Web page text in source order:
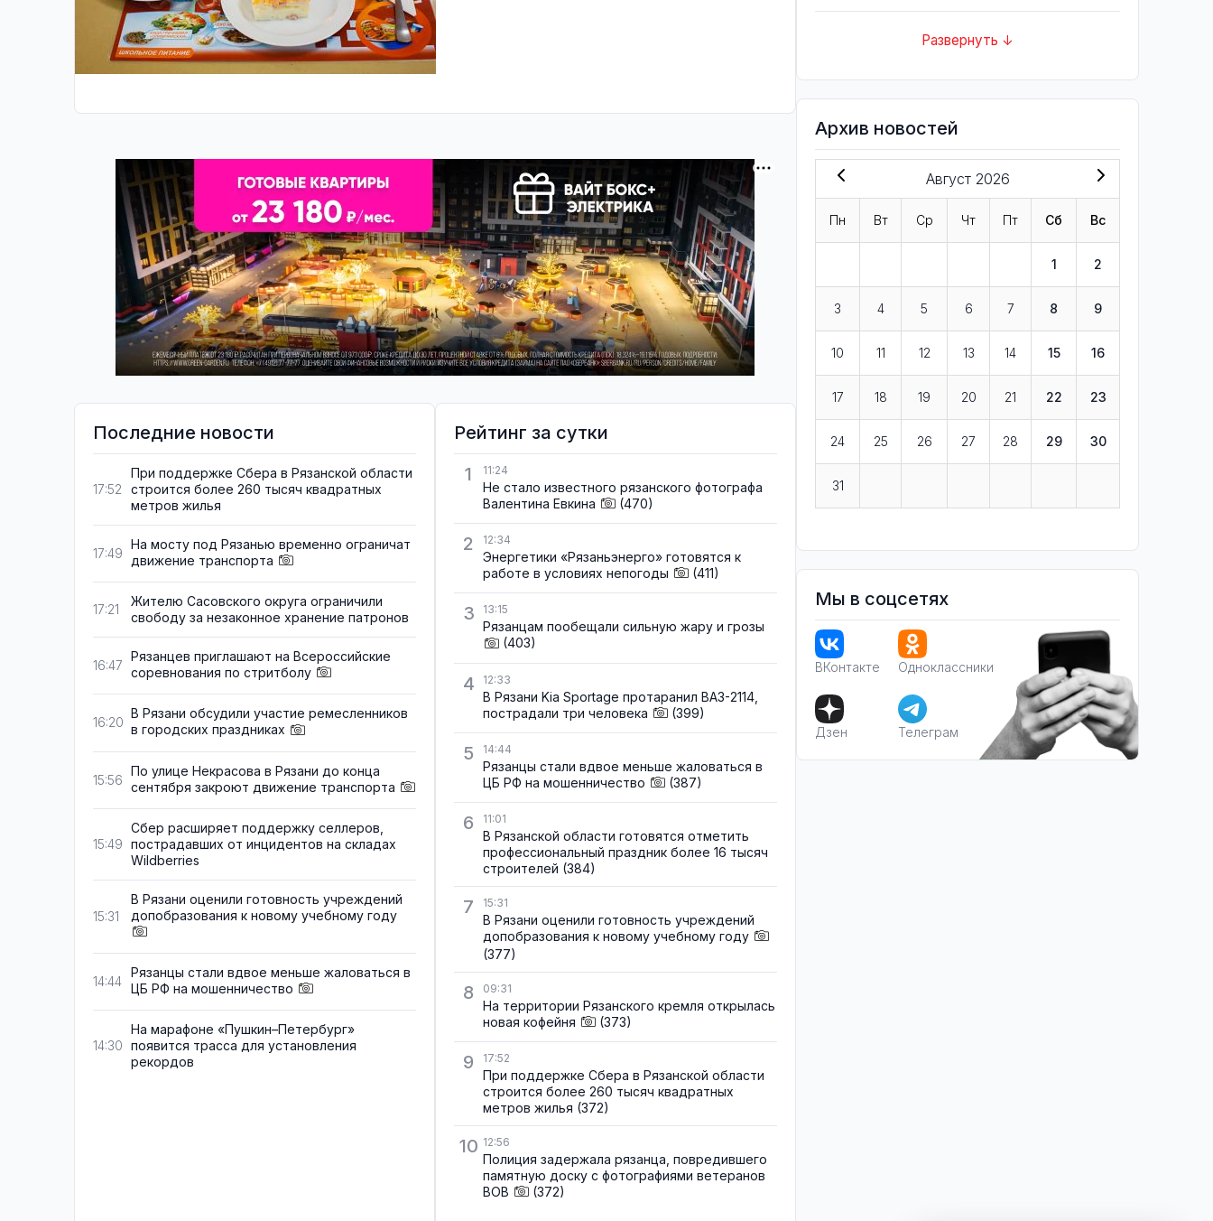
Последние новости
17:52
При поддержке Сбера в Рязанской области
строится более 260 тысяч квадратных
метров жилья
17:49
На мосту под Рязанью временно ограничат
движение транспорта
17:21
Жителю Сасовского округа ограничили
свободу за незаконное хранение патронов
16:47
Рязанцев приглашают на Всероссийские
соревнования по стритболу
16:20
В Рязани обсудили участие ремесленников
в городских праздниках
15:56
По улице Некрасова в Рязани до конца
сентября закроют движение транспорта
15:49
Сбер расширяет поддержку селлеров,
пострадавших от инцидентов на складах
Wildberries
15:31
В Рязани оценили готовность учреждений
допобразования к новому учебному году
14:44
Рязанцы стали вдвое меньше жаловаться в
ЦБ РФ на мошенничество
14:30
На марафоне «Пушкин–Петербург»
появится трасса для установления
рекордов
Рейтинг за сутки
1
11:24
Не стало известного рязанского фотографа
Валентина Евкина
(470)
2 12:34
Энергетики «Рязаньэнерго» готовятся к
работе в условиях непогоды
(411)
3 13:15
Рязанцам пообещали сильную жару и грозы
(403)
4 12:33
В Рязани Kia Sportage протаранил ВАЗ-2114,
пострадали три человека
(399)
5 14:44
Рязанцы стали вдвое меньше жаловаться в
ЦБ РФ на мошенничество
(387)
6 11:01
В Рязанской области готовятся отметить
профессиональный праздник более 16 тысяч
строителей (384)
7 15:31
В Рязани оценили готовность учреждений
допобразования к новому учебному году
(377)
8 09:31
На территории Рязанского кремля открылась
новая кофейня
(373)
9 17:52
При поддержке Сбера в Рязанской области
строится более 260 тысяч квадратных
метров жилья (372)
10 12:56
Полиция задержала рязанца, повредившего
памятную доску с фотографиями ветеранов
ВОВ
(372)
Развернуть ↓
Архив новостей
Август 2026
Пн Вт Ср Чт Пт Сб Вс
1 2
3 4 5 6 7 8 9
10 11 12 13 14 15 16
17 18 19 20 21 22 23
24 25 26 27 28 29 30
31
Мы в соцсетях
ВКонтакте Одноклассники
Дзен Телеграм